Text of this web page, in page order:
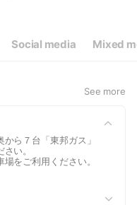
年始休業あり。
Social media Mixed
See more
ら７台「東邦ガス」
い。
をご利用ください。